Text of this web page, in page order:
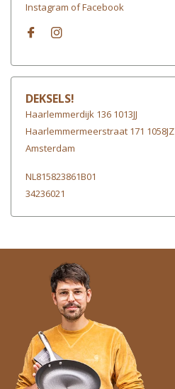
Instagram of Facebook
DEKSELS!
Haarlemmerdijk 136 1013JJ
Haarlemmermeerstraat 171 1058JZ
Amsterdam
NL815823861B01
34236021